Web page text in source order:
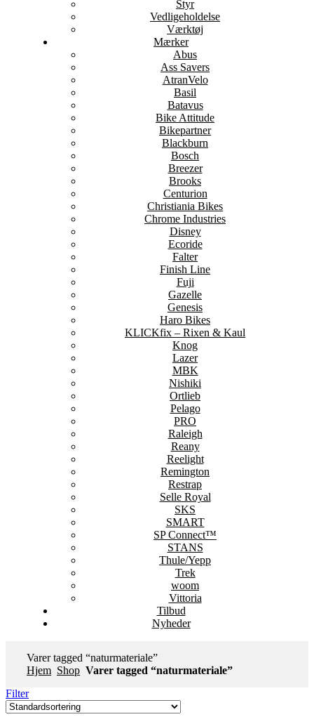
Styr
Vedligeholdelse
Værktøj
Mærker
Abus
Ass Savers
AtranVelo
Basil
Batavus
Bike Attitude
Bikepartner
Blackburn
Bosch
Breezer
Brooks
Centurion
Christiania Bikes
Chrome Industries
Disney
Ecoride
Falter
Finish Line
Fuji
Gazelle
Genesis
Haro Bikes
KLICKfix – Rixen & Kaul
Knog
Lazer
MBK
Nishiki
Ortlieb
Pelago
PRO
Raleigh
Reany
Reelight
Remington
Restrap
Selle Royal
SKS
SMART
SP Connect™
STANS
Thule/Yepp
Trek
woom
Vittoria
Tilbud
Nyheder
Varer tagged “naturmateriale”
Hjem Shop Varer tagged “naturmateriale”
Filter